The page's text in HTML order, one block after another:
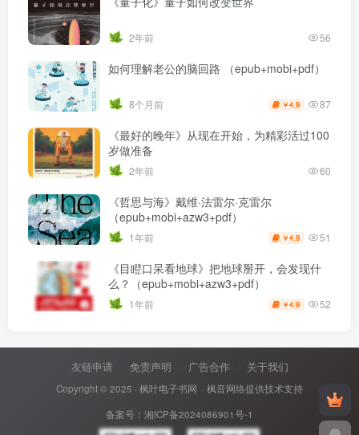
2年前 56
如何理解老公的脑回路 （epub+mobi+pdf）
8个月前 ￥4.9 87
《最好的晚年》从现在开始，为精彩活过100
岁做准备
2年前 60
《哲思与海》戴维·法雷尔·克雷尔
（epub+mobi+azw3+pdf）
1年前 ￥4.9 51
《目瞪口呆看地球》把地球掰开，会发现什
么？（epub+mobi+azw3+pdf）
1年前 ￥4.9 52
友链申请 免责声明 广告合作 关于我们
Copyright © 2025 · 枫叶电子书网 · 枫音网络提供技术支持
备案号： 湘ICP备2024086901号-1